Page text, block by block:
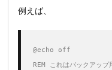
例えば、
@echo off
REM これはバックアップ